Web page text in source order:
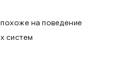
на поведение
систем